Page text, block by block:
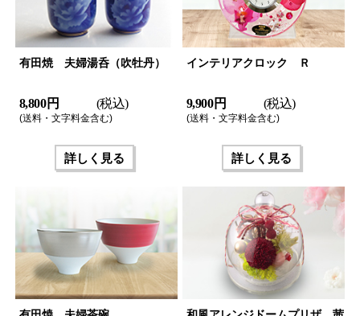
有田焼 夫婦湯呑（吹牡丹）
8,800 円 (税込)
(送料・文字料金含む)
詳しく見る
インテリアクロック Ｒ
9,900 円 (税込)
(送料・文字料金含む)
詳しく見る